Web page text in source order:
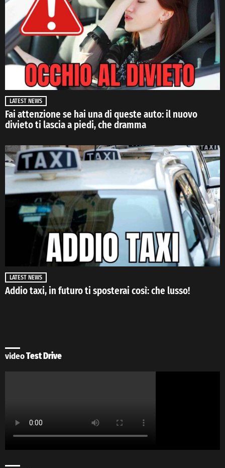
LATEST NEWS
Fai attenzione se hai una di queste auto: il nuovo
divieto ti lascia a piedi, che dramma
LATEST NEWS
Addio taxi, in futuro ti sposterai così: che lusso!
videoTest Drive